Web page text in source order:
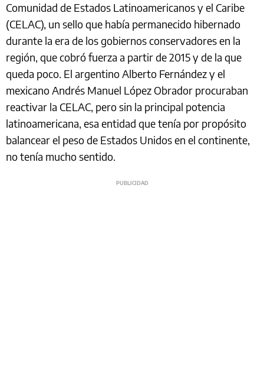
Comunidad de Estados Latinoamericanos y el Caribe
(CELAC), un sello que había permanecido hibernado
durante la era de los gobiernos conservadores en la
región, que cobró fuerza a partir de 2015 y de la que
queda poco. El argentino Alberto Fernández y el
mexicano Andrés Manuel López Obrador procuraban
reactivar la CELAC, pero sin la principal potencia
latinoamericana, esa entidad que tenía por propósito
balancear el peso de Estados Unidos en el continente,
no tenía mucho sentido.